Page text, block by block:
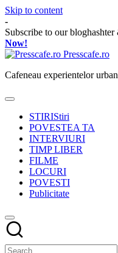
Skip to content
-
Subscribe to our
Now!
Presscafe.ro
Cafeneau experientelor
STIRIStiri
POVESTEA TA
INTERVIURI
TIMP LIBER
FILME
LOCURI
POVESTI
Publicitate